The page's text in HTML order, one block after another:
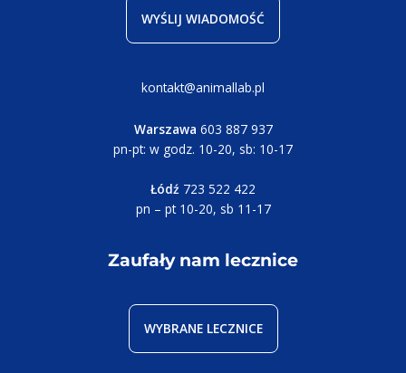
WYŚLIJ WIADOMOŚĆ
kontakt@animallab.pl
Warszawa 603 887 937
pn-pt: w godz. 10-20, sb: 10-17
Łódź 723 522 422
pn – pt 10-20, sb 11-17
Zaufały nam lecznice
WYBRANE LECZNICE